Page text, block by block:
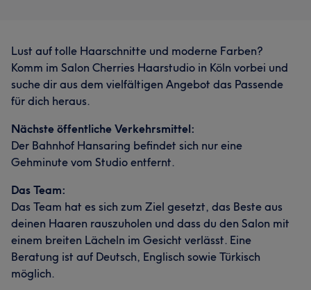
Lust auf tolle Haarschnitte und moderne Farben?
Komm im Salon Cherries Haarstudio in Köln vorbei und
suche dir aus dem vielfältigen Angebot das Passende
für dich heraus.
Nächste öffentliche Verkehrsmittel:
Der Bahnhof Hansaring befindet sich nur eine
Gehminute vom Studio entfernt.
Das Team:
Das Team hat es sich zum Ziel gesetzt, das Beste aus
deinen Haaren rauszuholen und dass du den Salon mit
einem breiten Lächeln im Gesicht verlässt. Eine
Beratung ist auf Deutsch, Englisch sowie Türkisch
möglich.